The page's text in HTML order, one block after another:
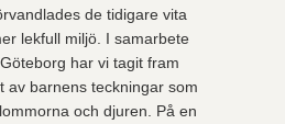
de tidigare vita
lekfull miljö. I samarbete
har vi tagit fram
av barnens teckningar som
och djuren. På en